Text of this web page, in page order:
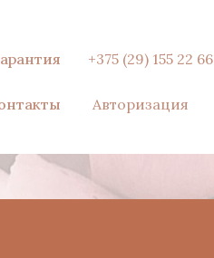
+375 (29) 155 22 66
Авторизация